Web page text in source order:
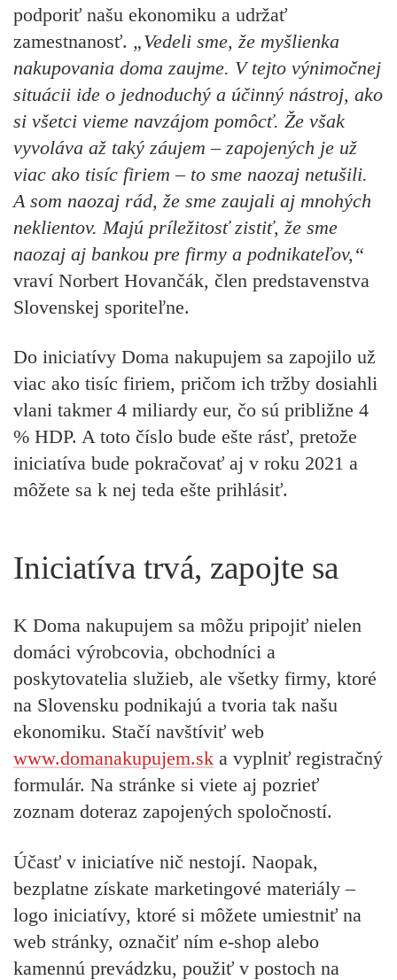
podporiť našu ekonomiku a udržať
zamestnanosť. „Vedeli sme, že myšlienka
nakupovania doma zaujme. V tejto výnimočnej
situácii ide o jednoduchý a účinný nástroj, ako
si všetci vieme navzájom pomôcť. Že však
vyvoláva až taký záujem – zapojených je už
viac ako tisíc firiem – to sme naozaj netušili.
A som naozaj rád, že sme zaujali aj mnohých
neklientov. Majú príležitosť zistiť, že sme
naozaj aj bankou pre firmy a podnikateľov,“
vraví Norbert Hovančák, člen predstavenstva
Slovenskej sporiteľne.
Do iniciatívy Doma nakupujem sa zapojilo už
viac ako tisíc firiem, pričom ich tržby dosiahli
vlani takmer 4 miliardy eur, čo sú približne 4
% HDP. A toto číslo bude ešte rásť, pretože
iniciatíva bude pokračovať aj v roku 2021 a
môžete sa k nej teda ešte prihlásiť.
Iniciatíva trvá, zapojte sa
K Doma nakupujem sa môžu pripojiť nielen
domáci výrobcovia, obchodníci a
poskytovatelia služieb, ale všetky firmy, ktoré
na Slovensku podnikajú a tvoria tak našu
ekonomiku. Stačí navštíviť web
www.domanakupujem.sk a vyplniť registračný
formulár. Na stránke si viete aj pozrieť
zoznam doteraz zapojených spoločností.
Účasť v iniciatíve nič nestojí. Naopak,
bezplatne získate marketingové materiály –
logo iniciatívy, ktoré si môžete umiestniť na
web stránky, označiť ním e-shop alebo
kamennú prevádzku, použiť v postoch na